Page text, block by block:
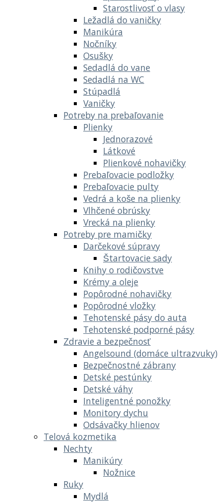
Starostlivosť o vlasy
Ležadlá do vaničky
Manikúra
Nočníky
Osušky
Sedadlá do vane
Sedadlá na WC
Stúpadlá
Vaničky
Potreby na prebaľovanie
Plienky
Jednorazové
Látkové
Plienkové nohavičky
Prebaľovacie podložky
Prebaľovacie pulty
Vedrá a koše na plienky
Vlhčené obrúsky
Vrecká na plienky
Potreby pre mamičky
Darčekové súpravy
Štartovacie sady
Knihy o rodičovstve
Krémy a oleje
Popôrodné nohavičky
Popôrodné vložky
Tehotenské pásy do auta
Tehotenské podporné pásy
Zdravie a bezpečnosť
Angelsound (domáce ultrazvuky)
Bezpečnostné zábrany
Detské pestúnky
Detské váhy
Inteligentné ponožky
Monitory dychu
Odsávačky hlienov
Telová kozmetika
Nechty
Manikúry
Nožnice
Ruky
Mydlá